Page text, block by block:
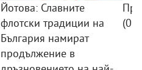
Йотова: Славните
флотски традиции на
България намират
продължение в